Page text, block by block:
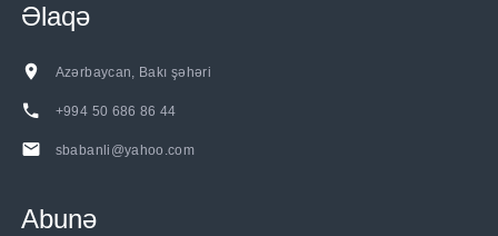
Əlaqə
Azərbaycan, Bakı şəhəri
+994 50 686 86 44
sbabanli@yahoo.com
Abunə